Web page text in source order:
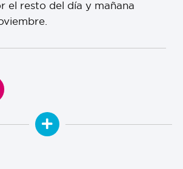
el resto del día y mañana